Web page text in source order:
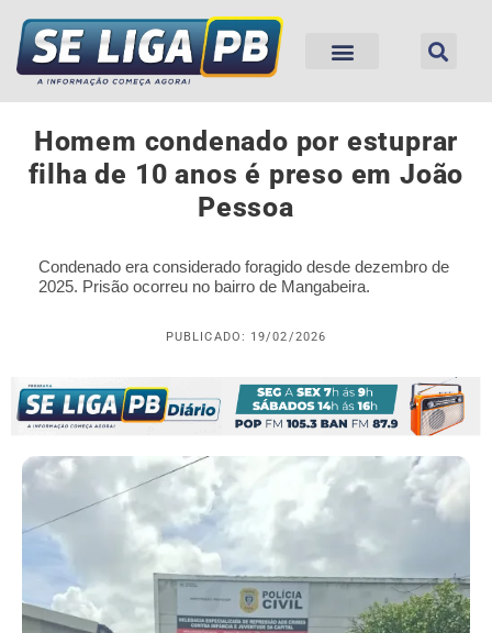
Homem condenado por estuprar
filha de 10 anos é preso em João
Pessoa
Condenado era considerado foragido desde dezembro de
2025. Prisão ocorreu no bairro de Mangabeira.
PUBLICADO: 19/02/2026